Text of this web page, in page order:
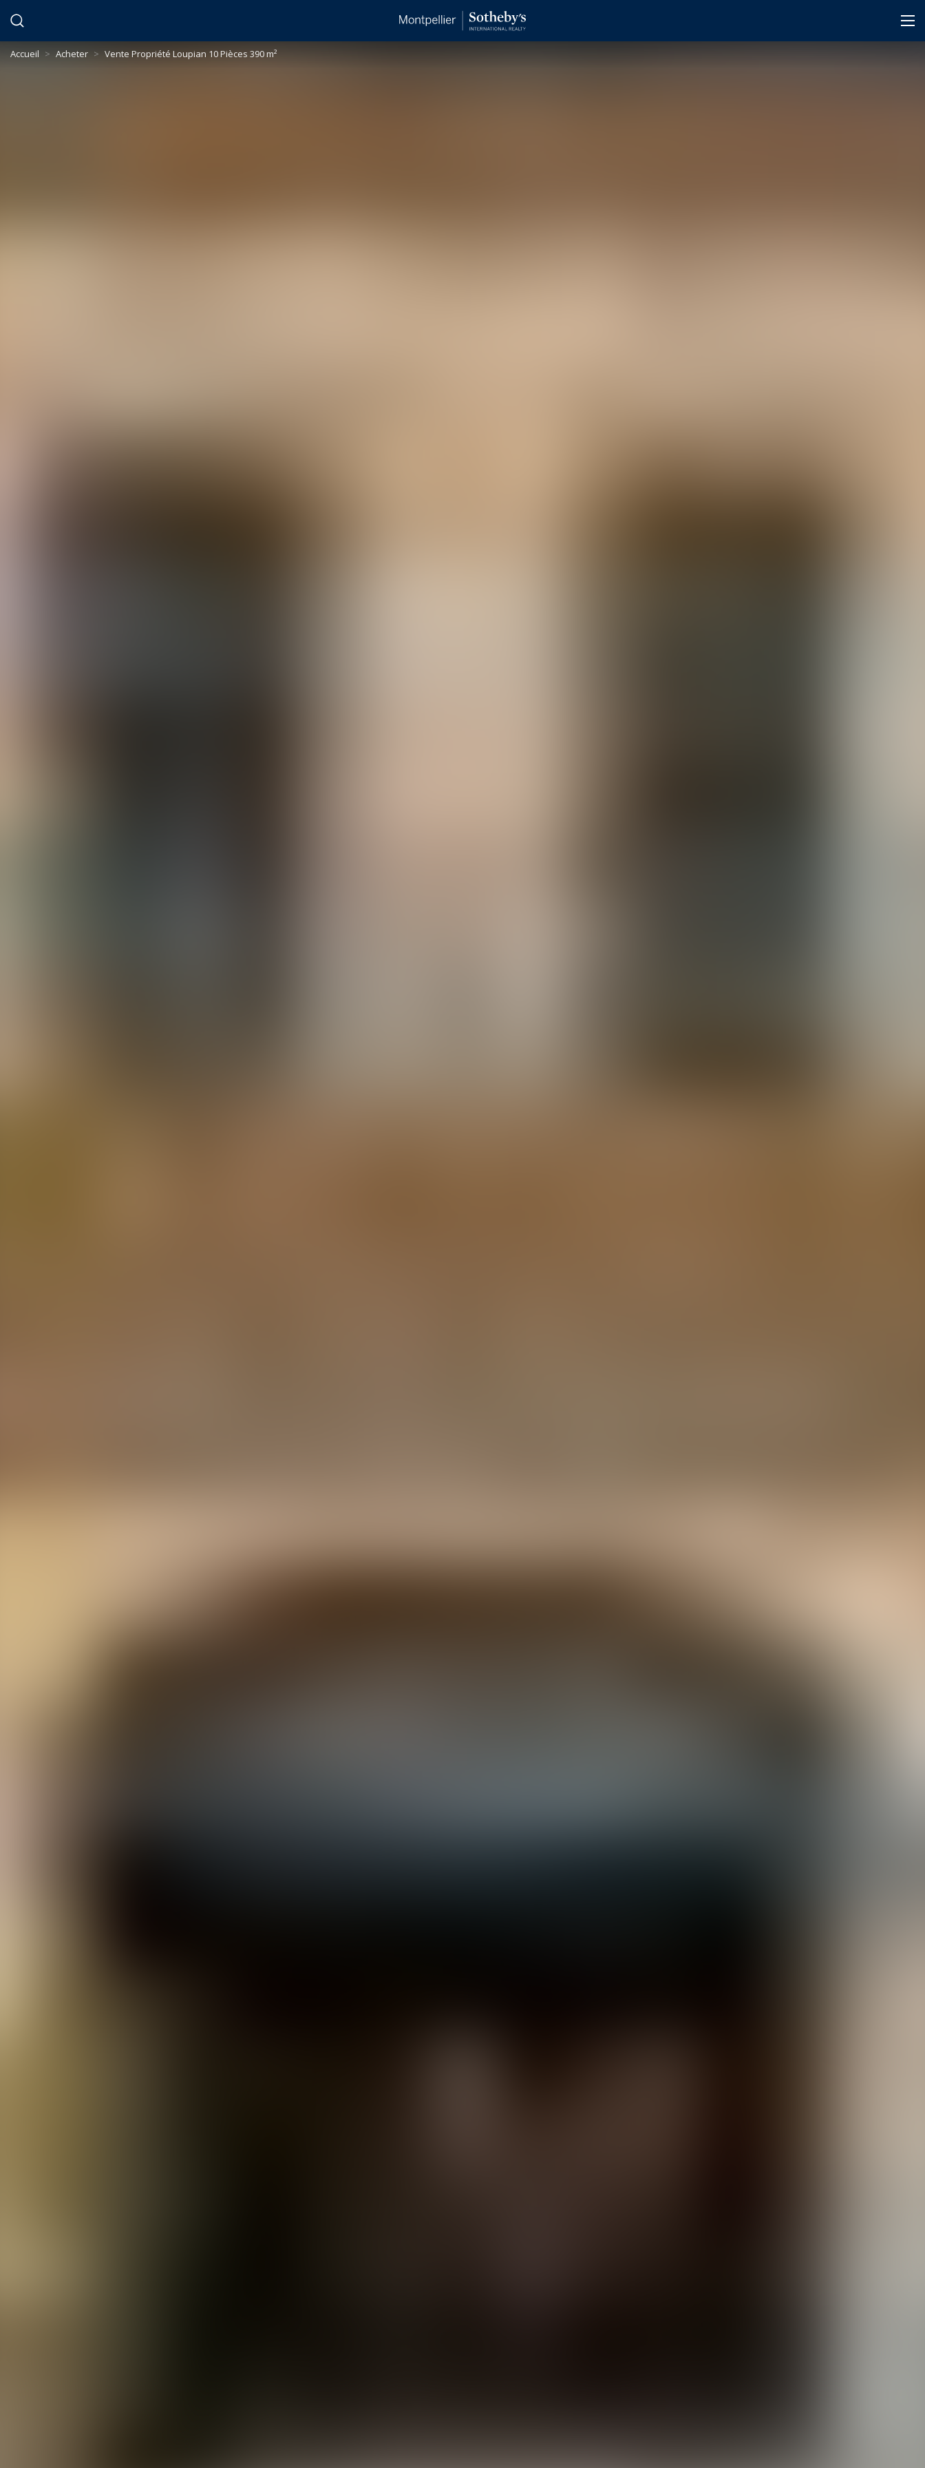
Accueil > Acheter > Vente Propriété Loupian 10 Pièces 390 m²